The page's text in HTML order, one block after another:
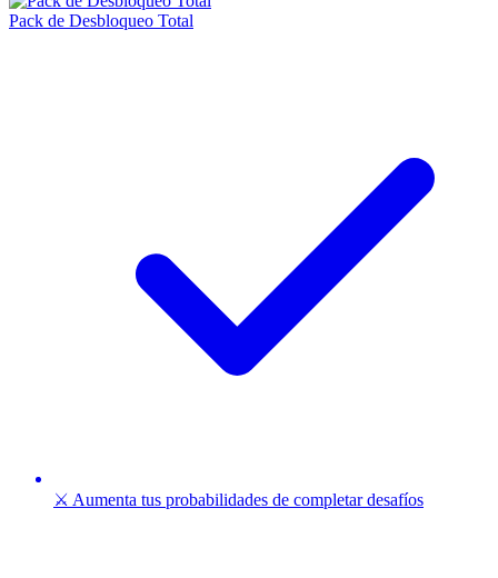
Pack de Desbloqueo Total
⚔️ Aumenta tus probabilidades de completar desafíos